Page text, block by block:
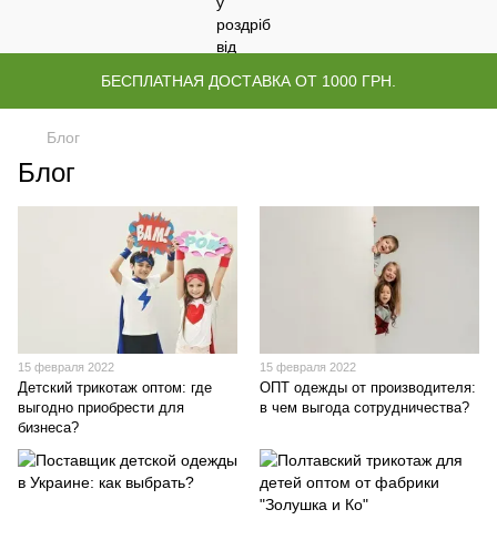
БЕСПЛАТНАЯ ДОСТАВКА ОТ 1000 ГРН.
Блог
Блог
15 февраля 2022
Детский трикотаж оптом: где
выгодно приобрести для
бизнеса?
15 февраля 2022
ОПТ одежды от производителя:
в чем выгода сотрудничества?